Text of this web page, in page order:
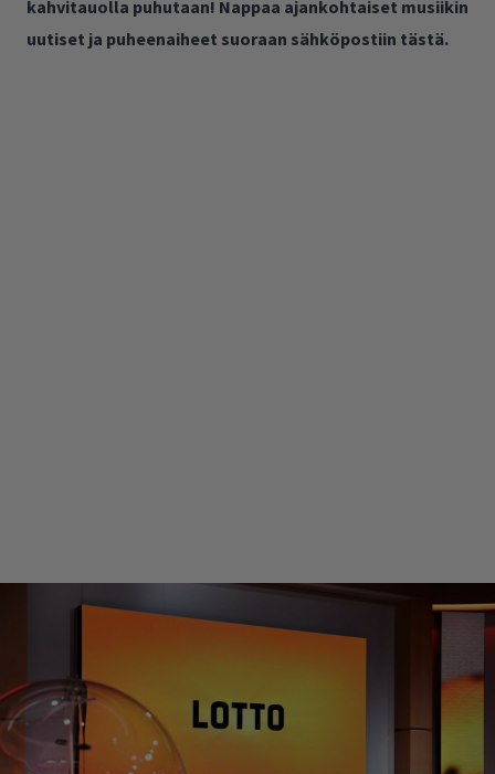
kahvitauolla puhutaan! Nappaa ajankohtaiset musiikin
uutiset ja puheenaiheet suoraan sähköpostiin tästä.